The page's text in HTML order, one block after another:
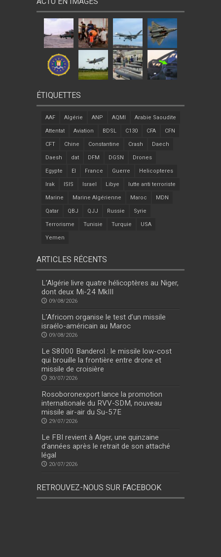
ÉTIQUETTES
AAF Algérie ANP AQMI Arabie Saoudite
Attentat Aviation BDSL C130 CFA CFN
CFT Chine Constantine Crash Daech
Daesh dat DFM DGSN Drones
Egypte EI France Guerre Helicopteres
Irak ISIS Israel Libye lutte anti terroriste
Marine Marine Algérienne Maroc MDN
Qatar QBJ QJJ Russie Syrie
Terrorisme Tunisie Turquie USA
Yemen
ARTICLES RÉCENTS
L’Algérie livre quatre hélicoptères au Niger,
dont deux Mi-24 MkIII
09/08/2026
L’Africom organise le test d’un missile
israélo-américain au Maroc
09/08/2026
Le S8000 Banderol : le missile low-cost
qui brouille la frontière entre drone et
missile de croisière
30/07/2026
Rosoboronexport lance la promotion
internationale du RVV-SDM, nouveau
missile air-air du Su-57E
29/07/2026
Le FBI revient à Alger, une quinzaine
d’années après le retrait de son attaché
légal
20/07/2026
RETROUVEZ-NOUS SUR FACEBOOK